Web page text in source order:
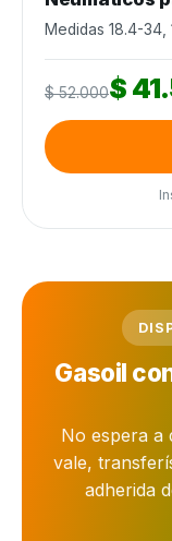
Medidas 18.4-34,
$ 52.000$
Gasoil
No espera a
vale,
adherida